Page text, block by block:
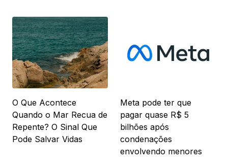
O Que Acontece
Quando o Mar Recua de
Repente? O Sinal Que
Pode Salvar Vidas
Meta pode ter que
pagar quase R$ 5
bilhões após
condenações
envolvendo menores